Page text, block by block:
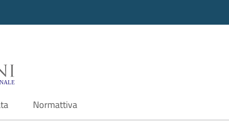
di ricerca
Normattiva